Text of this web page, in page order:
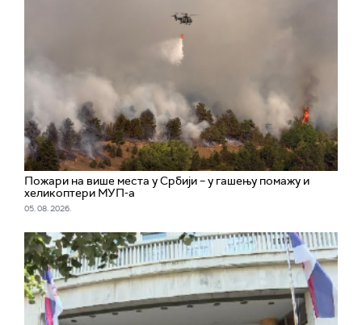
Пожари на више места у Србији – у гашењу помажу и
хеликоптери МУП-а
05. 08. 2026.